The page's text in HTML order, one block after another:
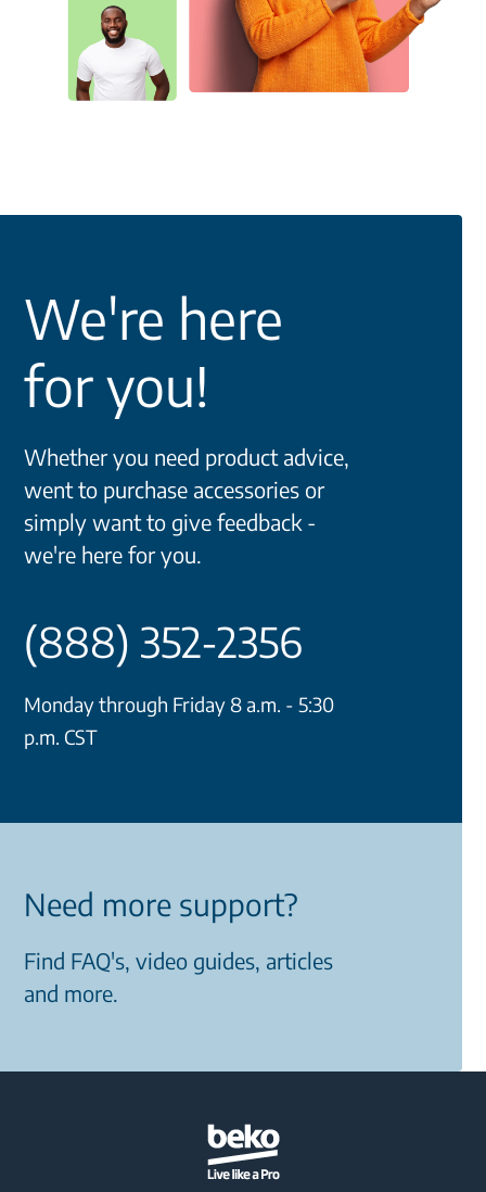
We're here
for you!
Whether you need product advice,
went to purchase accessories or
simply want to give feedback -
we're here for you.
(888) 352-2356
Monday through Friday 8 a.m. - 5:30
p.m. CST
Need more support?
Find FAQ's, video guides, articles
and more.